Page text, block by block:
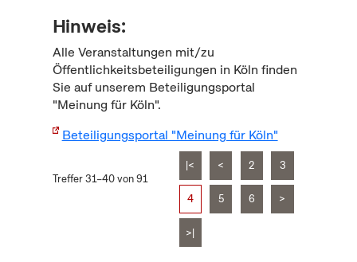
Hinweis:
Alle Veranstaltungen mit/zu
Öffentlichkeitsbeteiligungen in Köln finden
Sie auf unserem Beteiligungsportal
"Meinung für Köln".
Beteiligungsportal "Meinung für Köln"
Treffer 31–40 von 91
|< < 2 3
4 5 6 >
>|